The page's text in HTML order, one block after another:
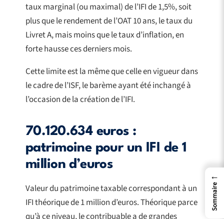
taux marginal (ou maximal) de l’IFI de 1,5%, soit
plus que le rendement de l’OAT 10 ans, le taux du
Livret A, mais moins que le taux d’inflation, en
forte hausse ces derniers mois.
Cette limite est la même que celle en vigueur dans
le cadre de l’ISF, le barème ayant été inchangé à
l’occasion de la création de l’IFI.
70.120.634 euros :
patrimoine pour un IFI de 1
million d’euros
Valeur du patrimoine taxable correspondant à un
IFI théorique de 1 million d’euros. Théorique parce
qu’à ce niveau, le contribuable a de grandes
←
Sommaire